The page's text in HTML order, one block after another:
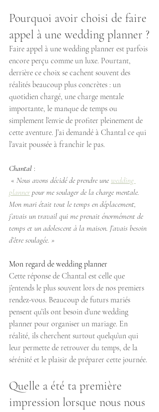
Pourquoi avoir choisi de faire
appel à une wedding planner ?
Faire appel à une wedding planner est parfois
encore perçu comme un luxe. Pourtant,
derrière ce choix se cachent souvent des
réalités beaucoup plus concrètes : un
quotidien chargé, une charge mentale
importante, le manque de temps ou
simplement l’envie de profiter pleinement de
cette aventure. J’ai demandé à Chantal ce qui
l’avait poussée à franchir le pas.
Chantal :
« Nous avons décidé de prendre une wedding
planner pour me soulager de la charge mentale.
Mon mari était tout le temps en déplacement,
j’avais un travail qui me prenait énormément de
temps et un adolescent à la maison. J’avais besoin
d’être soulagée. »
Mon regard de wedding planner
Cette réponse de Chantal est celle que
j’entends le plus souvent lors de nos premiers
rendez-vous. Beaucoup de futurs mariés
pensent qu’ils ont besoin d’une wedding
planner pour organiser un mariage. En
réalité, ils cherchent surtout quelqu’un qui
leur permette de retrouver du temps, de la
sérénité et le plaisir de préparer cette journée.
Quelle a été ta première
impression lorsque nous nous